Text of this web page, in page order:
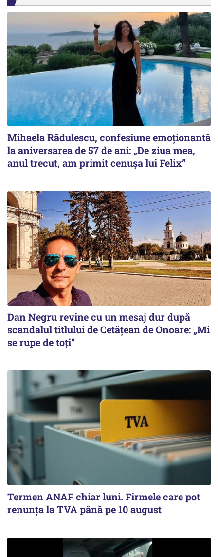
Mihaela Rădulescu, confesiune emoționantă
la aniversarea de 57 de ani: „De ziua mea,
anul trecut, am primit cenușa lui Felix”
Dan Negru revine cu un mesaj dur după
scandalul titlului de Cetățean de Onoare: „Mi
se rupe de toți”
Termen ANAF chiar luni. Firmele care pot
renunța la TVA până pe 10 august